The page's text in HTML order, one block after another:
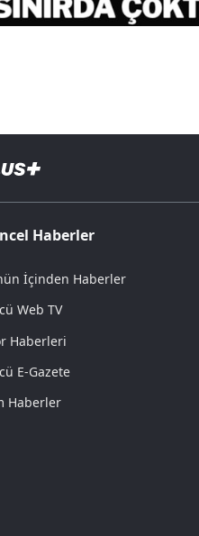
Haberler
İçinden Haberler
Web TV
Haberleri
E-Gazete
Haberler